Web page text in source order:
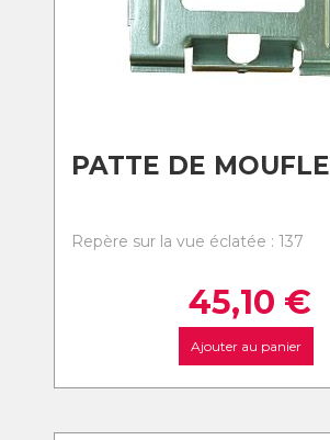
PATTE DE MOUFLE
Repère sur la vue éclatée : 137
45,10 €
Ajouter au panier